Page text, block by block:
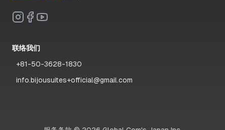
联络我们
+81-50-3628-1830
info.bijousuites+official@gmail.com